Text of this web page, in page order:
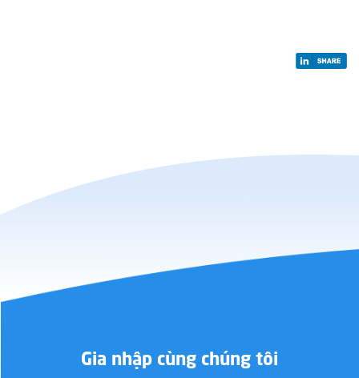
Gia nhập cùng chúng tôi